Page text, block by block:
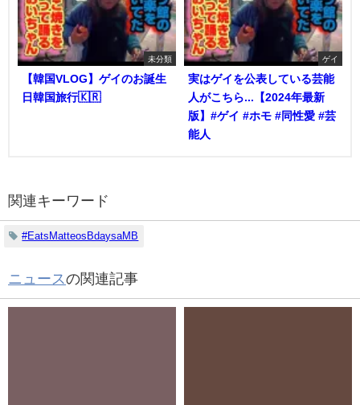
未分類
【韓国VLOG】ゲイのお誕生
日韓国旅行🇰🇷
ゲイ
実はゲイを公表している芸能
人がこちら...【2024年最新
版】#ゲイ #ホモ #同性愛 #芸
能人
関連キーワード
#EatsMatteosBdaysaMB
ニュースの関連記事